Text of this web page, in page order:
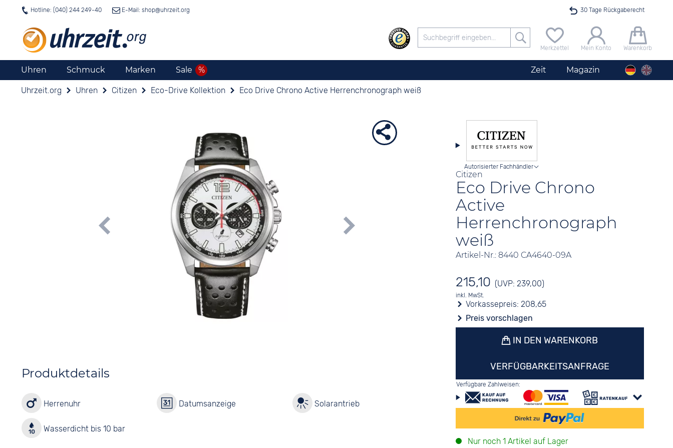
Hotline: (040) 244 249-40 E-Mail: shop@uhrzeit.org 30 Tage Rückgaberecht
Versandkostenfrei ab 40 €
24h Expresslieferung
100 Tage Niedrigpreisgarantie
Merkzettel Mein Konto Warenkorb
Uhren Schmuck Marken Sale Zeit Magazin
Uhrzeit.org Uhren Citizen Eco-Drive Kollektion Eco Drive Chrono Active Herrenchronograph weiß
Citizen
Eco Drive Chrono
Active
Herrenchronograph
weiß
Artikel-Nr.: 8440 CA4640-09A
Autorisierter Fachhändler
215,10 (UVP: 239,00)
inkl. MwSt.
Vorkassepreis: 208,65
Preis vorschlagen
IN DEN WARENKORB
VERFÜGBARKEITSANFRAGE
Verfügbare Zahlweisen:
Nur noch 1 Artikel auf Lager
Produktdetails
Herrenuhr Datumsanzeige Solarantrieb
Wasserdicht bis 10 bar